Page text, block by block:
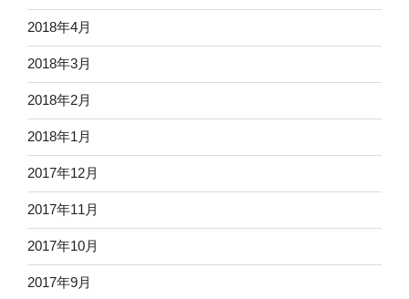
2018年4月
2018年3月
2018年2月
2018年1月
2017年12月
2017年11月
2017年10月
2017年9月